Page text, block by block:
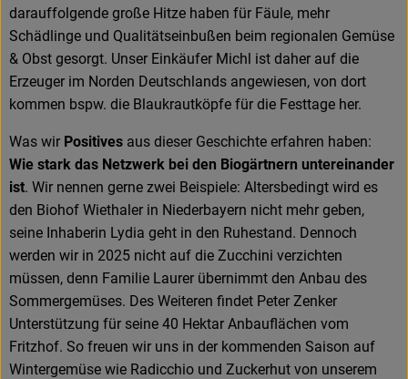
darauffolgende große Hitze haben für Fäule, mehr
Schädlinge und Qualitätseinbußen beim regionalen Gemüse
& Obst gesorgt. Unser Einkäufer Michl ist daher auf die
Erzeuger im Norden Deutschlands angewiesen, von dort
kommen bspw. die Blaukrautköpfe für die Festtage her.
Was wir Positives aus dieser Geschichte erfahren haben:
Wie stark das Netzwerk bei den Biogärtnern untereinander
ist. Wir nennen gerne zwei Beispiele: Altersbedingt wird es
den Biohof Wiethaler in Niederbayern nicht mehr geben,
seine Inhaberin Lydia geht in den Ruhestand. Dennoch
werden wir in 2025 nicht auf die Zucchini verzichten
müssen, denn Familie Laurer übernimmt den Anbau des
Sommergemüses. Des Weiteren findet Peter Zenker
Unterstützung für seine 40 Hektar Anbauflächen vom
Fritzhof. So freuen wir uns in der kommenden Saison auf
Wintergemüse wie Radicchio und Zuckerhut von unserem